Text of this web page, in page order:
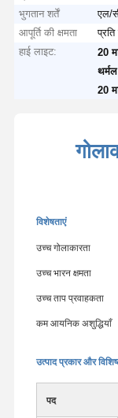
भुगतान शर्तें
एल/
आपूर्ति की क्षमता
हाई लाइट:
20
20
विशेषताएं
उच्च गोलाकारता
उच्च भारन क्षमता
उच्च ताप प्रवाहकता
कम आयनिक अशुद्धियाँ
उत्पाद प्रकार और
पद